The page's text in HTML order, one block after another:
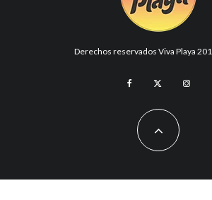
Derechos reservados Viva Playa